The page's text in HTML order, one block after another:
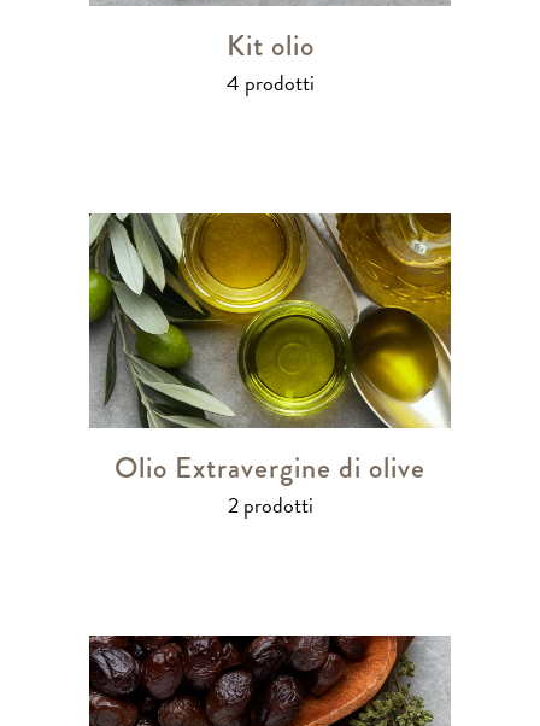
Kit olio
4 prodotti
Olio Extravergine di olive
2 prodotti